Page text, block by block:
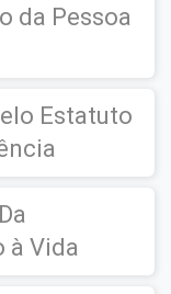
da Pessoa
Estatuto
à Vida